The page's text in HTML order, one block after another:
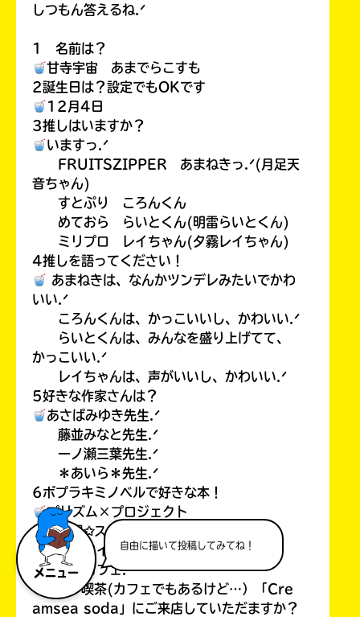
メニュー
自由に描いて投稿してみてね！
しつもん答えるね.ᐟ
1 名前は？
甘寺宇宙 あまでらこすも
2誕生日は？設定でもOKです
12月4日
3推しはいますか？
いますっ.ᐟ
FRUITSZIPPER あまねきっ.ᐟ(月足天
音ちゃん)
すとぷり ころんくん
めておら らいとくん(明雷らいとくん)
ミリプロ レイちゃん(夕霧レイちゃん)
4推しを語ってください！
あまねきは、なんかツンデレみたいでかわ
いい.ᐟ
ころんくんは、かっこいいし、かわいい.ᐟ
らいとくんは、みんなを盛り上げてて、
かっこいい.ᐟ
レイちゃんは、声がいいし、かわいい.ᐟ
5好きな作家さんは？
あさばみゆき先生.ᐟ
藤並みなと先生.ᐟ
一ノ瀬三葉先生.ᐟ
＊あいら＊先生.ᐟ
6ポプラキミノベルで好きな本！
プリズム×プロジェクト
魔界✩スターズ
初恋タイムリミット
ケモカフェ.ᐟ
7また、喫茶(カフェでもあるけど…）「Cre
amsea soda」にご来店していただますか？